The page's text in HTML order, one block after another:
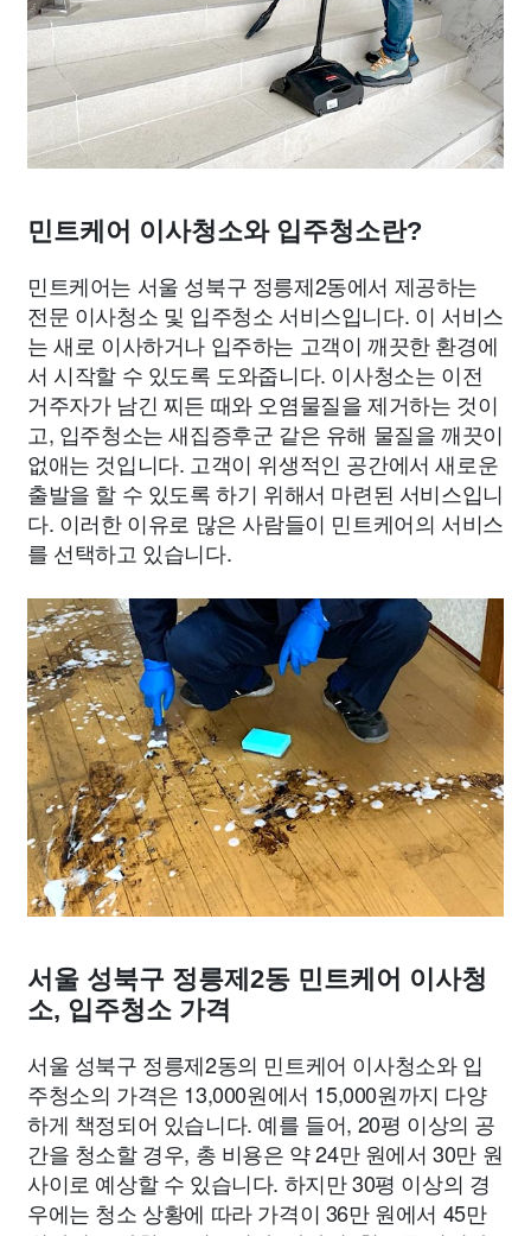
민트케어 이사청소와 입주청소란?
민트케어는 서울 성북구 정릉제2동에서 제공하는
전문 이사청소 및 입주청소 서비스입니다. 이 서비스
는 새로 이사하거나 입주하는 고객이 깨끗한 환경에
서 시작할 수 있도록 도와줍니다. 이사청소는 이전
거주자가 남긴 찌든 때와 오염물질을 제거하는 것이
고, 입주청소는 새집증후군 같은 유해 물질을 깨끗이
없애는 것입니다. 고객이 위생적인 공간에서 새로운
출발을 할 수 있도록 하기 위해서 마련된 서비스입니
다. 이러한 이유로 많은 사람들이 민트케어의 서비스
를 선택하고 있습니다.
서울 성북구 정릉제2동 민트케어 이사청
소, 입주청소 가격
서울 성북구 정릉제2동의 민트케어 이사청소와 입
주청소의 가격은 13,000원에서 15,000원까지 다양
하게 책정되어 있습니다. 예를 들어, 20평 이상의 공
간을 청소할 경우, 총 비용은 약 24만 원에서 30만 원
사이로 예상할 수 있습니다. 하지만 30평 이상의 경
우에는 청소 상황에 따라 가격이 36만 원에서 45만